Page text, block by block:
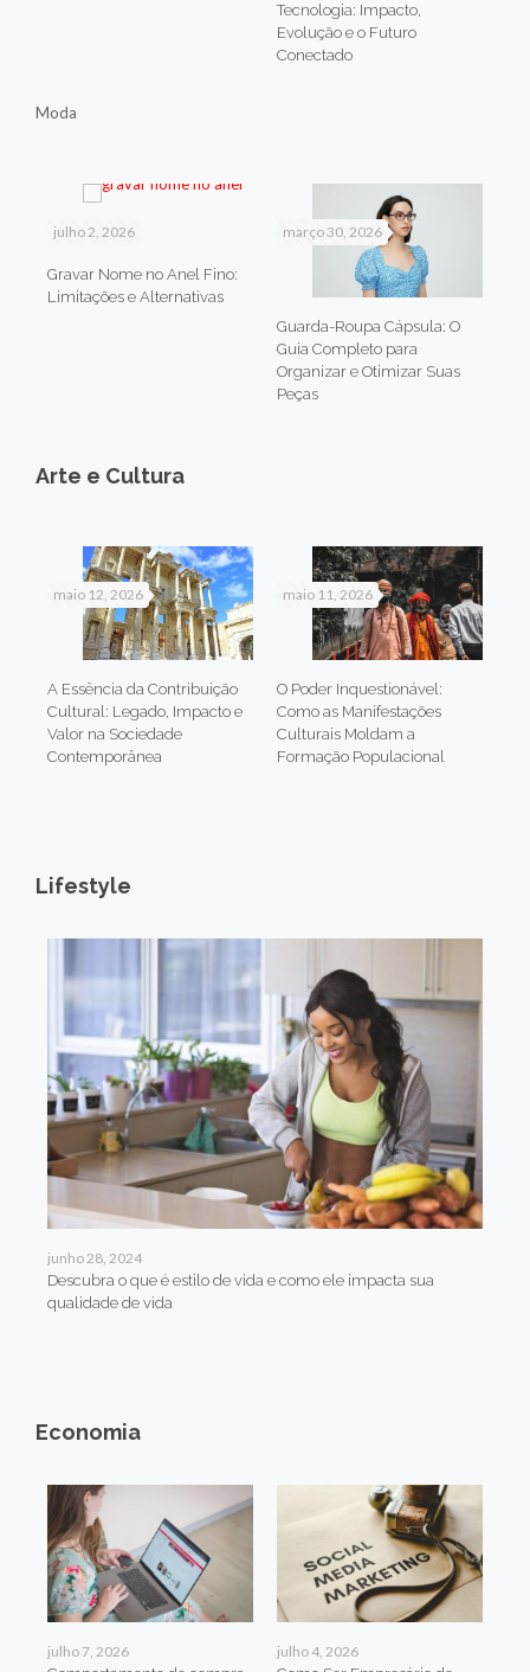
Tecnologia: Impacto,
Evolução e o Futuro
Conectado
Moda
julho 2, 2026
Gravar Nome no Anel Fino:
Limitações e Alternativas
março 30, 2026
Guarda-Roupa Cápsula: O
Guia Completo para
Organizar e Otimizar Suas
Peças
Arte e Cultura
maio 12, 2026
A Essência da Contribuição
Cultural: Legado, Impacto e
Valor na Sociedade
Contemporânea
maio 11, 2026
O Poder Inquestionável:
Como as Manifestações
Culturais Moldam a
Formação Populacional
Lifestyle
junho 28, 2024
Descubra o que é estilo de vida e como ele impacta sua
qualidade de vida
Economia
julho 7, 2026
julho 4, 2026